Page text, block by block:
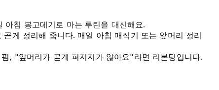
침 봉고데기로 마는 루틴을 대신해요.
게 정리해 줍니다. 매일 아침 매직기 또는 앞머리 정리
, "앞머리가 곧게 펴지지가 않아요"라면 리본딩입니다.